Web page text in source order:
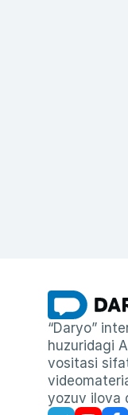
“Daryo”
huzuridagi
vositasi
yozuv ilova